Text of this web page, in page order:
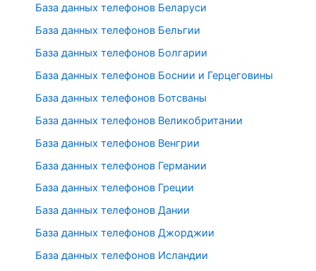
База данных телефонов Беларуси
База данных телефонов Бельгии
База данных телефонов Болгарии
База данных телефонов Боснии и Герцеговины
База данных телефонов Ботсваны
База данных телефонов Великобритании
База данных телефонов Венгрии
База данных телефонов Германии
База данных телефонов Греции
База данных телефонов Дании
База данных телефонов Джорджии
База данных телефонов Исландии